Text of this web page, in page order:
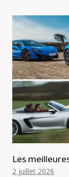
Les
2 juillet 2026